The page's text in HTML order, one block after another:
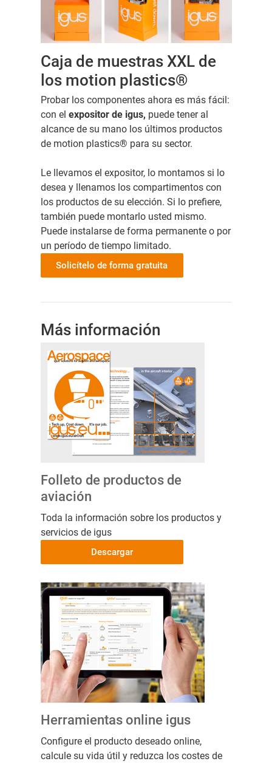
Caja de muestras XXL de
los motion plastics®
Probar los componentes ahora es más fácil:
con el expositor de igus, puede tener al
alcance de su mano los últimos productos
de motion plastics® para su sector.
Le llevamos el expositor, lo montamos si lo
desea y llenamos los compartimentos con
los productos de su elección. Si lo prefiere,
también puede montarlo usted mismo.
Puede instalarse de forma permanente o por
un período de tiempo limitado.
Solicítelo de forma gratuita
Más información
Folleto de productos de
aviación
Toda la información sobre los productos y
servicios de igus
Descargar
Herramientas online igus
Configure el producto deseado online,
calcule su vida útil y reduzca los costes de